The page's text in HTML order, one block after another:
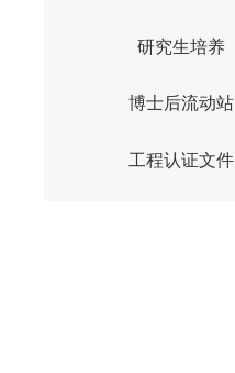
研究生培养
博士后流动站
工程认证文件